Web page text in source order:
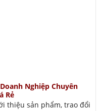
Nghiệp Chuyên
Rẻ
thiệu sản phẩm, trao đổi